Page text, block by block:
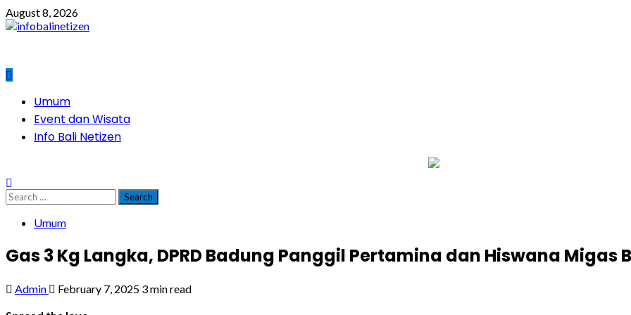
Skip
to
August 8, 2026
PrimaryUmum
Event dan Wisata
Info Bali Netizen
Search
for:
Umum
Gas 3 Kg Langka, DPRD Badung Panggil Pertamina dan Hiswana Migas
Admin February 7, 2025 3 min read